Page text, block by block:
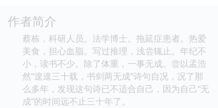
作者简介
蔡栋，科研人员。法学博士。拖延症患者。热爱
美食，担心血脂。写过推理，浅尝辄止。年纪不
小，读书不少。除了体重，一事无成。尝以孟浩
然“遑遑三十载，书剑两无成”诗句自况，况了那
么多年，发现这句诗已不适合自己，因为自己“无
成”的时间远不止三十年了。